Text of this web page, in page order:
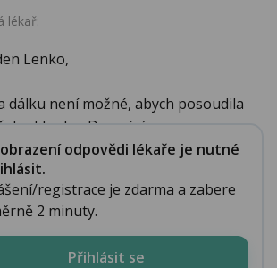
lékař:
Lenko,
dálku není možné, abych posoudila
kloubu. Domnívám...
odpovědi lékaře je nutné
registrace je zdarma a zabere
2 minuty.
Přihlásit se